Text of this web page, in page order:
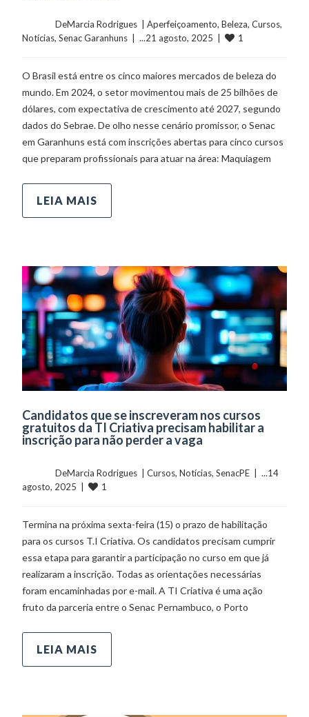
	    	DeMarcia Rodrigues  |
Aperfeiçoamento, Beleza, Cursos
Notícias, Senac Garanhuns
  |  ...21 agosto, 2025  |
1
O Brasil está entre os cinco maiores mercados de beleza do
mundo. Em 2024, o setor movimentou mais de 25 bilhões de
dólares, com expectativa de crescimento até 2027, segundo
dados do Sebrae. De olho nesse cenário promissor, o Senac
em Garanhuns está com inscrições abertas para cinco cursos
que preparam profissionais para atuar na área: Maquiagem
LEIA MAIS
Candidatos que se inscreveram nos cursos
gratuitos da TI Criativa precisam habilitar a
inscrição para não perder a vaga
	    	DeMarcia Rodrigues  |
Cursos, Notícias, SenacPE
  |  ...14
agosto, 2025  |
1
Termina na próxima sexta-feira (15) o prazo de habilitação
para os cursos T.I Criativa. Os candidatos precisam cumprir
essa etapa para garantir a participação no curso em que já
realizaram a inscrição. Todas as orientações necessárias
foram encaminhadas por e-mail. A TI Criativa é uma ação
fruto da parceria entre o Senac Pernambuco, o Porto
LEIA MAIS